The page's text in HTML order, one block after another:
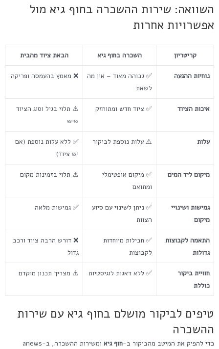
השוואה: שירות ההשכרה בחוף גיא מול
אפשרויות אחרות
קריטריון השכרה בחוף גיא הבאת ציוד מהבית
נוחיות ההגעה
✅ גבוהה מאוד – אין מה
לשאת
❌ מאמץ בהעמסה ופריקה
איכות הציוד ✅ ציוד חדש ומתוחזק
⚠️ תלוי בגיל וסוג הציוד
שיש
עלות ⚠️ עלות נוספת לביקור
✅ ללא עלות נוספת (אם
יש ציוד)
מיקום ליד המים
✅ מיקום אופטימלי
ומתואם
⚠️ תלוי בזמינות מקום
גמישות ושינויי
מיקום
✅ ניתן לשינוי עם סיוע
הצוות
✅ גמישות מלאה
התאמה לקבוצות
גדולות
✅ חבילות מיוחדות
לקבוצות
❌ דורש הרבה ציוד ורכב
גדול
חוויית ביקור
כוללת
✅ ללא דאגות לוגיסטיות ⚠️ מצריך תכנון מוקדם
טיפים לביקור מושלם בחוף גיא עם שירות
ההשכרה
כדי להפיק את המיטב מהביקור ב-חוף גיא
ומשירות ההשכרה, ב-anews